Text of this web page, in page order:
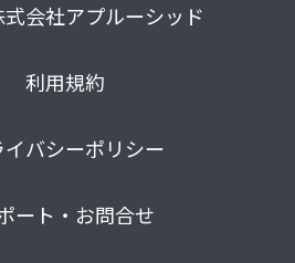
会社アプルーシッド
利用規約
イバシーポリシー
ート・お問合せ